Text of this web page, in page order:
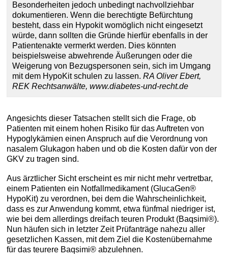
Besonderheiten jedoch unbedingt nachvollziehbar
dokumentieren. Wenn die berechtigte Befürchtung
besteht, dass ein Hypokit womöglich nicht eingesetzt
würde, dann sollten die Gründe hierfür ebenfalls in der
Patientenakte vermerkt werden. Dies könnten
beispielsweise abwehrende Äußerungen oder die
Weigerung von Bezugspersonen sein, sich im Umgang
mit dem HypoKit schulen zu lassen. RA Oliver Ebert,
REK Rechtsanwälte, www.diabetes-und-recht.de
Angesichts dieser Tatsachen stellt sich die Frage, ob
Patienten mit einem hohen Risiko für das Auftreten von
Hypoglykämien einen Anspruch auf die Verordnung von
nasalem Glukagon haben und ob die Kosten dafür von der
GKV zu tragen sind.
Aus ärztlicher Sicht erscheint es mir nicht mehr vertretbar,
einem Patienten ein Notfallmedikament (GlucaGen®
HypoKit) zu verordnen, bei dem die Wahrscheinlichkeit,
dass es zur Anwendung kommt, etwa fünfmal niedriger ist,
wie bei dem allerdings dreifach teuren Produkt (Baqsimi®).
Nun häufen sich in letzter Zeit Prüfanträge nahezu aller
gesetzlichen Kassen, mit dem Ziel die Kostenübernahme
für das teurere Baqsimi® abzulehnen.